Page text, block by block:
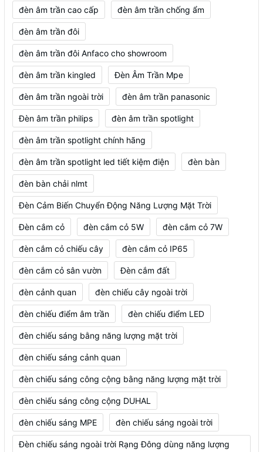
đèn âm trần cao cấp đèn âm trần chống ẩm
đèn âm trần đôi
đèn âm trần đôi Anfaco cho showroom
đèn âm trần kingled Đèn Âm Trần Mpe
đèn âm trần ngoài trời đèn âm trần panasonic
Đèn âm trần philips đèn âm trần spotlight
đèn âm trần spotlight chính hãng
đèn âm trần spotlight led tiết kiệm điện đèn bàn
đèn bàn chải nlmt
Đèn Cảm Biến Chuyển Động Năng Lượng Mặt Trời
Đèn cắm cỏ đèn cắm cỏ 5W đèn cắm cỏ 7W
đèn cắm cỏ chiếu cây đèn cắm cỏ IP65
đèn cắm cỏ sân vườn Đèn cắm đất
đèn cảnh quan đèn chiếu cây ngoài trời
đèn chiếu điểm âm trần đèn chiếu điểm LED
đèn chiếu sáng bằng năng lượng mặt trời
đèn chiếu sáng cảnh quan
đèn chiếu sáng công cộng bằng năng lượng mặt trời
đèn chiếu sáng công cộng DUHAL
đèn chiếu sáng MPE đèn chiếu sáng ngoài trời
Đèn chiếu sáng ngoài trời Rạng Đông dùng năng lượng